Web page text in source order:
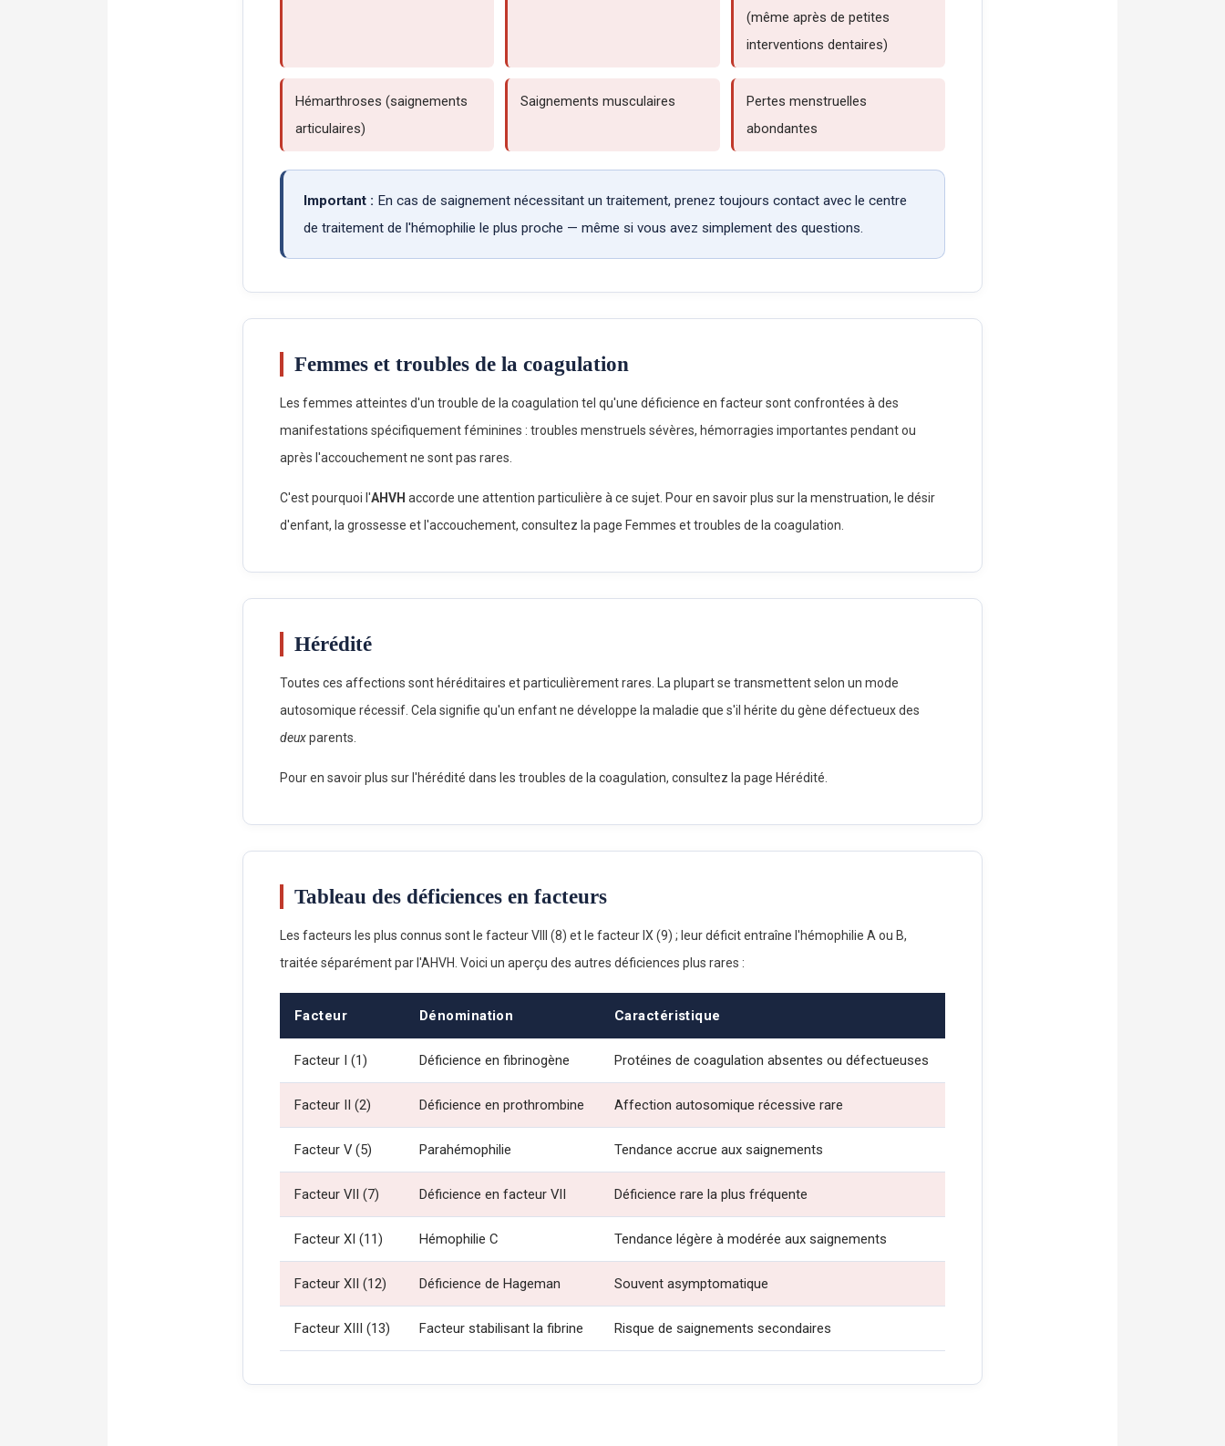
(même après de petites
interventions dentaires)
Hémarthroses (saignements
articulaires)
Saignements musculaires
Pertes menstruelles
abondantes
Important : En cas de saignement nécessitant un traitement, prenez toujours contact avec le centre
de traitement de l'hémophilie le plus proche — même si vous avez simplement des questions.
Femmes et troubles de la coagulation
Les femmes atteintes d'un trouble de la coagulation tel qu'une déficience en facteur sont confrontées à des
manifestations spécifiquement féminines : troubles menstruels sévères, hémorragies importantes pendant ou
après l'accouchement ne sont pas rares.
C'est pourquoi l'AHVH accorde une attention particulière à ce sujet. Pour en savoir plus sur la menstruation, le désir
d'enfant, la grossesse et l'accouchement, consultez la page Femmes et troubles de la coagulation.
Hérédité
Toutes ces affections sont héréditaires et particulièrement rares. La plupart se transmettent selon un mode
autosomique récessif. Cela signifie qu'un enfant ne développe la maladie que s'il hérite du gène défectueux des
deuxparents.
Pour en savoir plus sur l'hérédité dans les troubles de la coagulation, consultez la page Hérédité.
Tableau des déficiences en facteurs
Les facteurs les plus connus sont le facteur VIII (8) et le facteur IX (9) ; leur déficit entraîne l'hémophilie A ou B,
traitée séparément par l'AHVH. Voici un aperçu des autres déficiences plus rares :
Facteur Dénomination Caractéristique
Facteur I (1) Déficience en fibrinogène Protéines de coagulation absentes ou défectueuses
Facteur II (2) Déficience en prothrombine Affection autosomique récessive rare
Facteur V (5) Parahémophilie Tendance accrue aux saignements
Facteur VII (7) Déficience en facteur VII Déficience rare la plus fréquente
Facteur XI (11) Hémophilie C Tendance légère à modérée aux saignements
Facteur XII (12) Déficience de Hageman Souvent asymptomatique
Facteur XIII (13) Facteur stabilisant la fibrine Risque de saignements secondaires